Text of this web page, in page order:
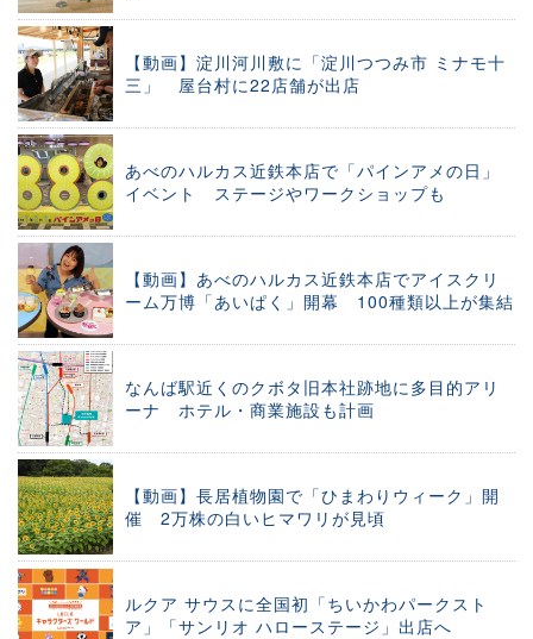
【動画】淀川河川敷に「淀川つつみ市 ミナモ十
三」 屋台村に22店舗が出店
あべのハルカス近鉄本店で「パインアメの日」
イベント ステージやワークショップも
【動画】あべのハルカス近鉄本店でアイスクリ
ーム万博「あいぱく」開幕 100種類以上が集結
なんば駅近くのクボタ旧本社跡地に多目的アリ
ーナ ホテル・商業施設も計画
【動画】長居植物園で「ひまわりウィーク」開
催 2万株の白いヒマワリが見頃
ルクア サウスに全国初「ちいかわパークスト
ア」「サンリオ ハローステージ」出店へ